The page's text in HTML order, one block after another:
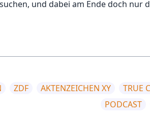
und dabei am Ende doch nur
ZDF AKTENZEICHEN XY TRUE
PODCAST